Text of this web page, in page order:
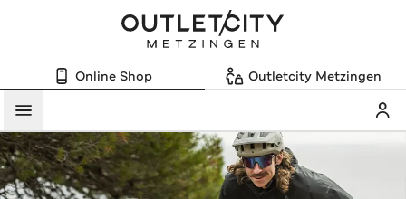
Online Shop Outletcity Metzingen
Menü